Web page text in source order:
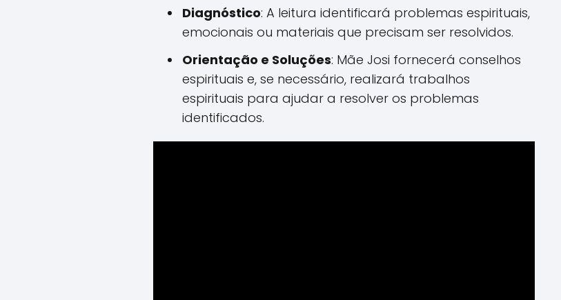
Diagnóstico: A leitura identificará problemas espirituais,
emocionais ou materiais que precisam ser resolvidos.
Orientação e Soluções: Mãe Josi fornecerá conselhos
espirituais e, se necessário, realizará trabalhos
espirituais para ajudar a resolver os problemas
identificados.